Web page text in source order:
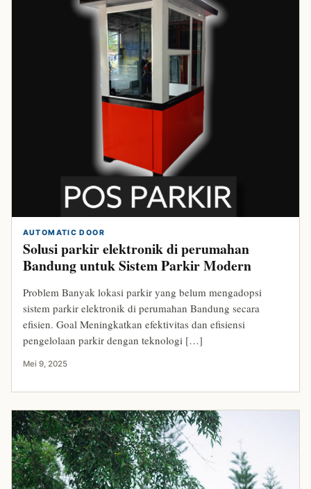
AUTOMATIC DOOR
Solusi parkir elektronik di perumahan
Bandung untuk Sistem Parkir Modern
Problem Banyak lokasi parkir yang belum mengadopsi
sistem parkir elektronik di perumahan Bandung secara
efisien. Goal Meningkatkan efektivitas dan efisiensi
pengelolaan parkir dengan teknologi […]
Mei 9, 2025